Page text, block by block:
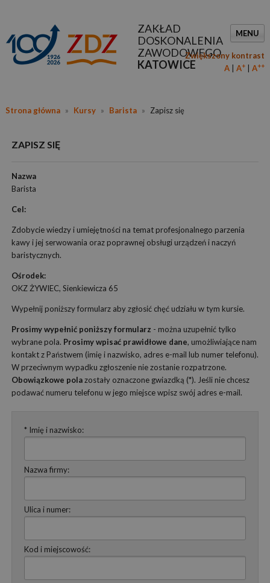
ZAKŁAD
DOSKONALENIA
ZAWODOWEGO
KATOWICE
MENU
Zwiększony kontrast
A
A+ A++
Strona główna » Kursy » Barista » Zapisz się
ZAPISZ SIĘ
Nazwa
Barista
Cel:
Zdobycie wiedzy i umiejętności na temat profesjonalnego parzenia
kawy i jej serwowania oraz poprawnej obsługi urządzeń i naczyń
baristycznych.
Ośrodek:
OKZ ŻYWIEC, Sienkiewicza 65
Wypełnij poniższy formularz aby zgłosić chęć udziału w tym kursie.
Prosimy wypełnić poniższy formularz - można uzupełnić tylko
wybrane pola. Prosimy wpisać prawidłowe dane, umożliwiające nam
kontakt z Państwem (imię i nazwisko, adres e-mail lub numer telefonu).
W przeciwnym wypadku zgłoszenie nie zostanie rozpatrzone.
Obowiązkowe polazostały oznaczone gwiazdką (*). Jeśli nie chcesz
podawać numeru telefonu w jego miejsce wpisz swój adres e-mail.
* Imię i nazwisko:
Nazwa firmy:
Ulica i numer:
Kod i miejscowość: